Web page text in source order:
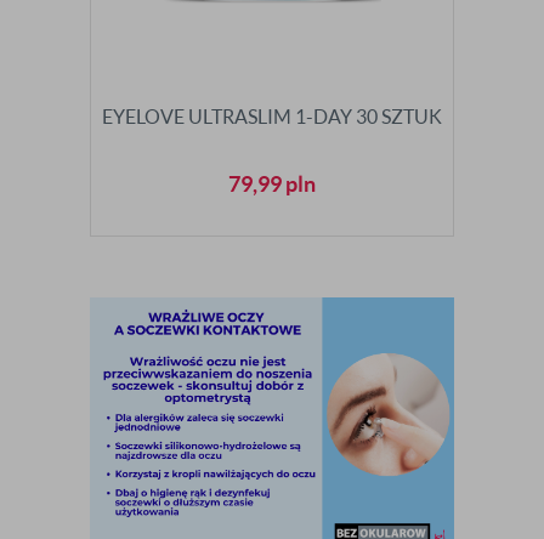
EYELOVE ULTRASLIM 1-DAY 30 SZTUK
79,99pln